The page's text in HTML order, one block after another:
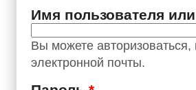
Имя пользователя
Вы можете
электронной почты.